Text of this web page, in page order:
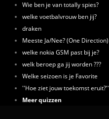
Wie ben je van totally spies?
welke voetbalvrouw ben jij?
draken
Meeste Ja/Nee? (One Direction)
welke nokia GSM past bij je?
welk beroep ga jij worden ???
Welke seizoen is je Favorite
''Hoe ziet jouw toekomst eruit?''
Meer quizzen